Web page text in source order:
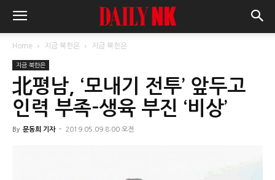
Home 지금 북한은 지금 북한은
지금 북한은
北평남, ‘모내기 전투’ 앞두고
인력 부족-생육 부진 ‘비상’
By 문동희 기자 - 2019.05.09 8:00 오전